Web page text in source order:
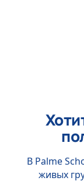
В Palme
живых